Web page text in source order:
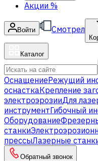
Акции %
Войти Смотрел
Каталог
ОснащениеРежущий
оснасткаКрепление
электроэрозииДля
инструментГибочный
Оборудование
станки
прессыЛазерные
Обратный звонок